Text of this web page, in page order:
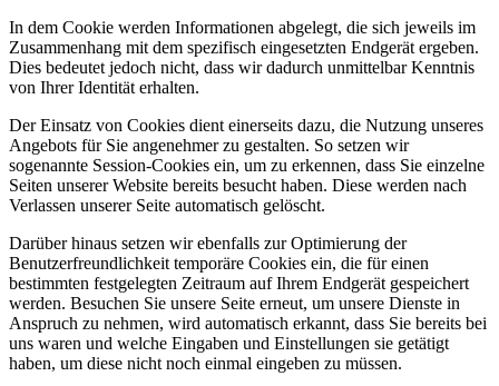
In dem Cookie werden Informationen abgelegt, die sich jeweils im
Zusammenhang mit dem spezifisch eingesetzten Endgerät ergeben.
Dies bedeutet jedoch nicht, dass wir dadurch unmittelbar Kenntnis
von Ihrer Identität erhalten.
Der Einsatz von Cookies dient einerseits dazu, die Nutzung unseres
Angebots für Sie angenehmer zu gestalten. So setzen wir
sogenannte Session-Cookies ein, um zu erkennen, dass Sie einzelne
Seiten unserer Website bereits besucht haben. Diese werden nach
Verlassen unserer Seite automatisch gelöscht.
Darüber hinaus setzen wir ebenfalls zur Optimierung der
Benutzerfreundlichkeit temporäre Cookies ein, die für einen
bestimmten festgelegten Zeitraum auf Ihrem Endgerät gespeichert
werden. Besuchen Sie unsere Seite erneut, um unsere Dienste in
Anspruch zu nehmen, wird automatisch erkannt, dass Sie bereits bei
uns waren und welche Eingaben und Einstellungen sie getätigt
haben, um diese nicht noch einmal eingeben zu müssen.